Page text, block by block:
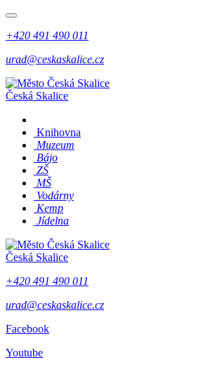
+420 491 490 011
urad@ceskaskalice.cz
Česká Skalice
Knihovna
Muzeum
Bájo
ZŠ
MŠ
Vodárny
Kemp
Jídelna
Česká Skalice
+420 491 490 011
urad@ceskaskalice.cz
Facebook
Youtube